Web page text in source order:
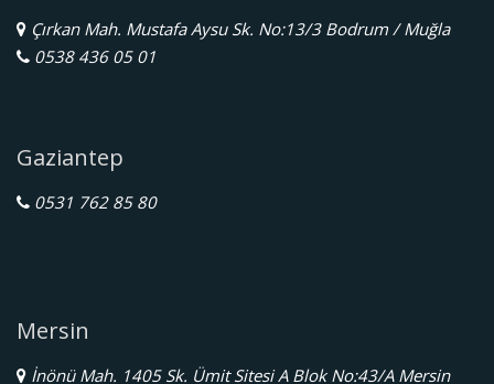
Çırkan Mah. Mustafa Aysu Sk. No:13/3 Bodrum / Muğla
0538 436 05 01
Gaziantep
0531 762 85 80
Mersin
İnönü Mah. 1405 Sk. Ümit Sitesi A Blok No:43/A Mersin